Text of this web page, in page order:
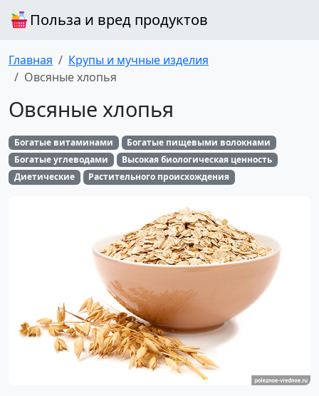
Польза и вред продуктов
Главная
Крупы и мучные изделия
Овсяные хлопья
Овсяные хлопья
Богатые витаминами
Богатые пищевыми волокнами
Богатые углеводами
Высокая биологическая ценность
Диетические
Растительного происхождения